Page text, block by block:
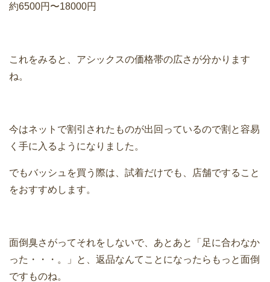
約6500円〜18000円
これをみると、アシックスの価格帯の広さが分かります
ね。
今はネットで割引されたものが出回っているので割と容易
く手に入るようになりました。
でもバッシュを買う際は、試着だけでも、店舗ですること
をおすすめします。
面倒臭さがってそれをしないで、あとあと「足に合わなか
った・・・。」と、返品なんてことになったらもっと面倒
ですものね。